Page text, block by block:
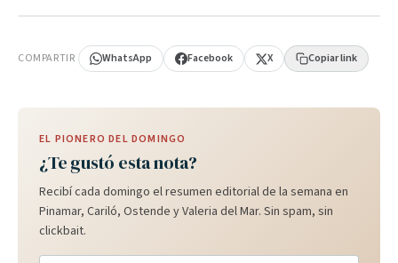
COMPARTIR WhatsApp Facebook X Copiar link
EL PIONERO DEL DOMINGO
¿Te gustó esta nota?
Recibí cada domingo el resumen editorial de la semana en
Pinamar, Cariló, Ostende y Valeria del Mar. Sin spam, sin
clickbait.